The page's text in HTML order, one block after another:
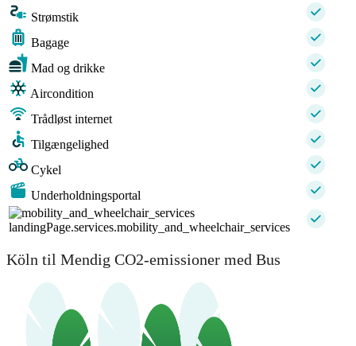
Strømstik
Bagage
Mad og drikke
Aircondition
Trådløst internet
Tilgængelighed
Cykel
Underholdningsportal
landingPage.services.mobility_and_wheelchair_services
Köln til Mendig CO2-emissioner med Bus